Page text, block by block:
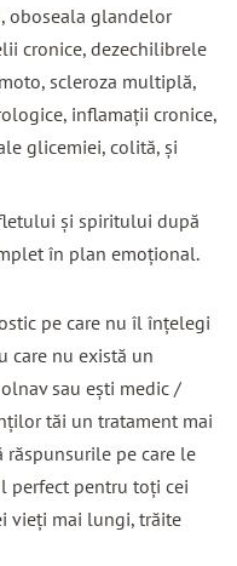
oboseala glandelor
cronice, dezechilibrele
scleroza multiplă,
inflamaţii cronice,
glicemiei, colită, şi
şi spiritului după
în plan emoţional.
pe care nu îl înţelegi
care nu există un
sau eşti medic /
tăi un tratament mai
răspunsurile pe care le
perfect pentru toţi cei
vieţi mai lungi, trăite